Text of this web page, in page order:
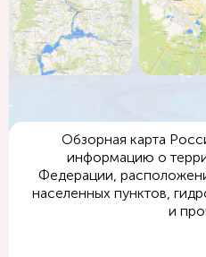
Обзорная карта
информацию о
Федерации,
населенных пунктов,
и